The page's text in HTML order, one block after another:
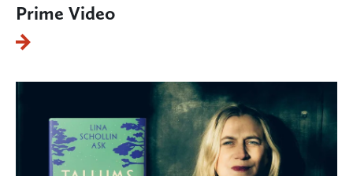
Prime Video